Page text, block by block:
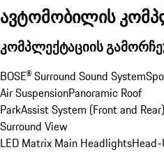
ავტომობილის
კომპლექტაციის
BOSE® Surround Sound System
Air SuspensionPanoramic Roof
ParkAssist System (Front and
Surround View
LED Matrix Main Headlights